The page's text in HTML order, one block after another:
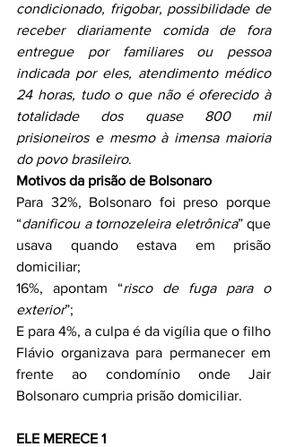
condicionado, frigobar, possibilidade de
receber diariamente comida de fora
entregue por familiares ou pessoa
indicada por eles, atendimento médico
24 horas, tudo o que não é oferecido à
totalidade dos quase 800 mil
prisioneiros e mesmo à imensa maioria
do povo brasileiro.
Motivos da prisão de Bolsonaro
Para 32%, Bolsonaro foi preso porque
“danificou a tornozeleira eletrônica” que
usava quando estava em prisão
domiciliar;
16%, apontam “risco de fuga para o
exterior”;
E para 4%, a culpa é da vigília que o filho
Flávio organizava para permanecer em
frente ao condomínio onde Jair
Bolsonaro cumpria prisão domiciliar.
ELE MERECE 1